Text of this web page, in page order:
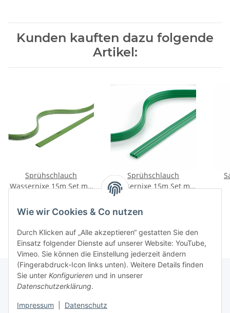
Wie wir Cookies & Co nutzen
Durch Klicken auf „Alle akzeptieren“ gestatten Sie den
Einsatz folgender Dienste auf unserer Website: YouTube,
Vimeo. Sie können die Einstellung jederzeit ändern
(Fingerabdruck-Icon links unten). Weitere Details finden
Sie unter Konfigurieren und in unserer
Datenschutzerklärung.
Impressum Datenschutz
Kunden kauften dazu folgende
Artikel:
Sprühschlauch
Wassernixe 15m Set mit
Armaturen
Sprühschlauch
Wassernixe 15m Set mit
Armaturen